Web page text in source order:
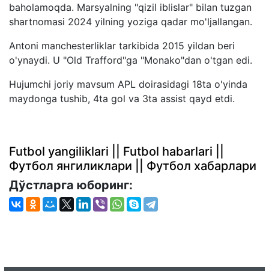
baholamoqda. Marsyalning "qizil iblislar" bilan tuzgan
shartnomasi 2024 yilning yoziga qadar mo'ljallangan.
Antoni manchesterliklar tarkibida 2015 yildan beri
o'ynaydi. U "Old Trafford"ga "Monako"dan o'tgan edi.
Hujumchi joriy mavsum APL doirasidagi 18ta o'yinda
maydonga tushib, 4ta gol va 3ta assist qayd etdi.
Futbol yangiliklari || Futbol habarlari ||
Футбол янгиликлари || Футбол хабарлари
Дўстларга юборинг: